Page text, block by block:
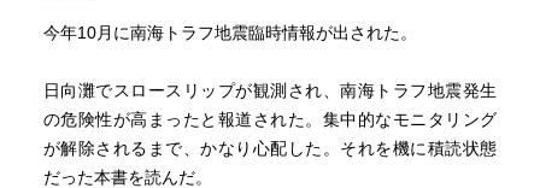
家庭は自力で生き延びるしかありません。心構えと出来る
③東日本大震災では、大人に比べ、小中学生の犠牲者が少
なかった。大人は“これまで生きてきた”事から“この次の瞬
間も生きている”という「連続のワナ」に陥り勝ちと、言わ
れています。災害に対しては、「私は大丈夫」という意識
今年10月に南海トラフ地震臨時情報が出された。
日向灘でスロースリップが観測され、南海トラフ地震発生
の危険性が高まったと報道された。集中的なモニタリング
が解除されるまで、かなり心配した。それを機に積読状態
だった本書を読んだ。